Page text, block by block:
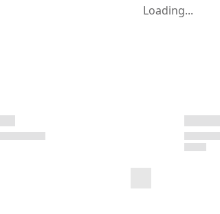
Loading...